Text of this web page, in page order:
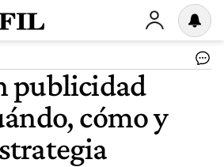
publicidad
cómo y